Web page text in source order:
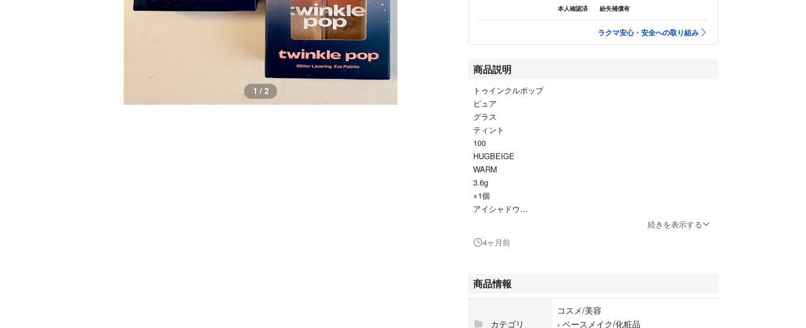
1 / 2
本人確認済 紛失補償有
ラクマ安心・安全への取り組み
商品説明
トゥインクルポップ
ピュア
グラス
ティント
100
HUGBEIGE
WARM
3.6g
×1個
アイシャドウ
レイヤリング
angel
wings
続きを表示する
4ヶ月前
商品情報
カテゴリ
コスメ/美容
› ベースメイク/化粧品